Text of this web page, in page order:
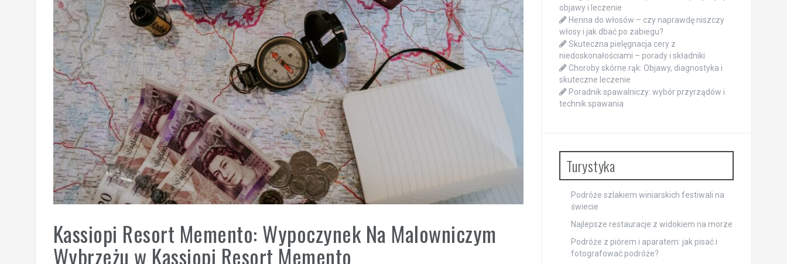
Kassiopi Resort Memento: Wypoczynek Na Malowniczym
Wybrzeżu w Kassiopi Resort Memento
objawy i leczenie
Henna do włosów – czy naprawdę niszczy
włosy i jak dbać po zabiegu?
Skuteczna pielęgnacja cery z
niedoskonałościami – porady i składniki
Choroby skórne rąk: Objawy, diagnostyka i
skuteczne leczenie
Poradnik spawalniczy: wybór przyrządów i
technik spawania
Turystyka
Podróże szlakiem winiarskich festiwali na
świecie
Najlepsze restauracje z widokiem na morze
Podróże z piórem i aparatem: jak pisać i
fotografować podróże?